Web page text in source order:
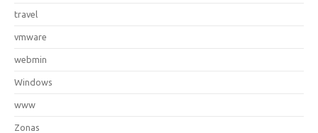
travel
vmware
webmin
Windows
www
Zonas